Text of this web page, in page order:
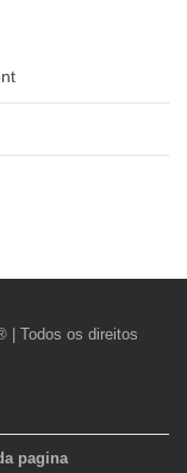
| Todos os direitos
pagina